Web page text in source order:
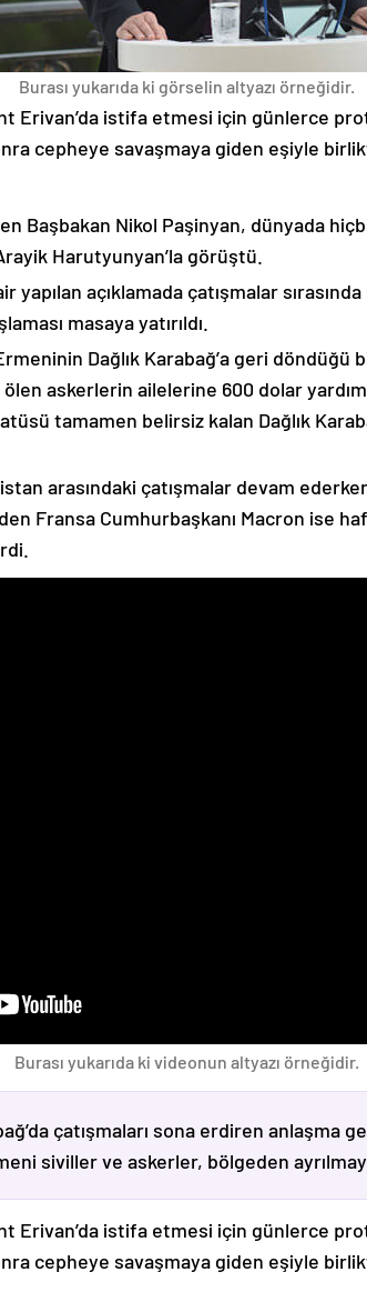
Burası yukarıda ki görselin altyazı örneğidir.
Erivan’da istifa etmesi için günlerce
cepheye savaşmaya giden eşiyle
Başbakan Nikol Paşinyan, dünyada
Harutyunyan’la görüştü.
yapılan açıklamada çatışmalar
masaya yatırıldı.
Dağlık Karabağ’a geri döndüğü
askerlerin ailelerine 600 dolar
tamamen belirsiz kalan Dağlık
arasındaki çatışmalar devam
Fransa Cumhurbaşkanı Macron ise
Burası yukarıda ki videonun altyazı örneğidir.
çatışmaları sona erdiren anlaşma
siviller ve askerler, bölgeden
Erivan’da istifa etmesi için günlerce
cepheye savaşmaya giden eşiyle